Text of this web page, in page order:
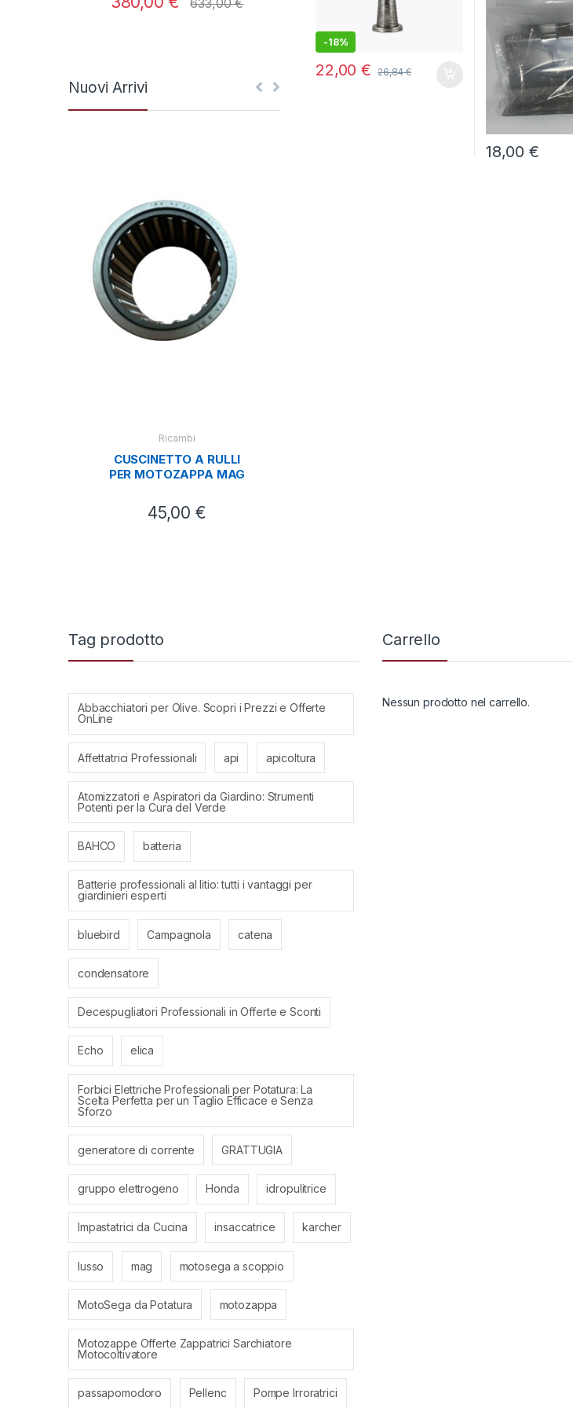
-18%
22,00€ 26,84€
18,00 €
633,00€
Nuovi Arrivi
Ricambi
CUSCINETTO A RULLI
PER MOTOZAPPA MAG
45,00 €
Tag prodotto
Abbacchiatori per Olive. Scopri i Prezzi e Offerte
OnLine
Affettatrici Professionali api apicoltura
Atomizzatori e Aspiratori da Giardino: Strumenti
Potenti per la Cura del Verde
BAHCO batteria
Batterie professionali al litio: tutti i vantaggi per
giardinieri esperti
bluebird Campagnola catena
condensatore
Decespugliatori Professionali in Offerte e Sconti
Echo elica
Forbici Elettriche Professionali per Potatura: La
Scelta Perfetta per un Taglio Efficace e Senza
Sforzo
generatore di corrente GRATTUGIA
gruppo elettrogeno Honda idropulitrice
Impastatrici da Cucina insaccatrice karcher
lusso mag motosega a scoppio
MotoSega da Potatura motozappa
Motozappe Offerte Zappatrici Sarchiatore
Motocoltivatore
passapomodoro Pellenc Pompe Irroratrici
Carrello
Nessun prodotto nel carrello.